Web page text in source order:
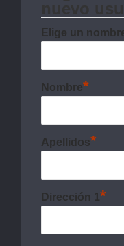
Elige un
Nombre*
Apellidos*
Dirección 1 *